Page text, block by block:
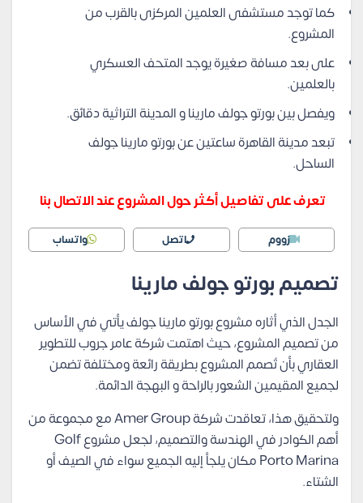
كما توجد مستشفى العلمين المركزى بالقرب من
المشروع.
على بعد مسافة صغيرة يوجد المتحف العسكري
بالعلمين.
ويفصل بين بورتو جولف مارينا و المدينة التراثية دقائق.
تبعد مدينة القاهرة ساعتين عن بورتو مارينا جولف
الساحل.
تعرف على تفاصيل أكثر حول المشروع عند الاتصال بنا
زووم اتصل واتساب
تصميم بورتو جولف مارينا
الجدل الذي أثاره مشروع بورتو مارينا جولف يأتي في الأساس
من تصميم المشروع، حيث اهتمت شركة عامر جروب للتطوير
العقاري بأن تُصمم المشروع بطريقة رائعة ومختلفة تضمن
لجميع المقيمين الشعور بالراحة و البهجة الدائمة.
ولتحقيق هذا، تعاقدت شركة Amer Group مع مجموعة من
أهم الكوادر في الهندسة والتصميم، لجعل مشروع Golf
Porto Marina مكان يلجأ إليه الجميع سواء في الصيف أو
الشتاء.